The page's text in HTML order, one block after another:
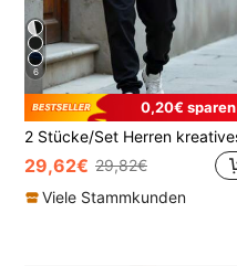
6
0,20€ sparen
29,62€ 29,82€
Viele Stammkunden